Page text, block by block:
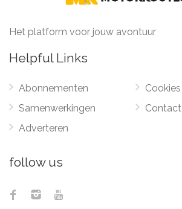
Het platform voor jouw avontuur
Helpful Links
Abonnementen
Samenwerkingen
Adverteren
Cookies
Contact
follow us